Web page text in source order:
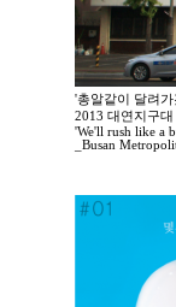
'총알같이 달려
2013 대연지구
'We'll rush like a
_Busan